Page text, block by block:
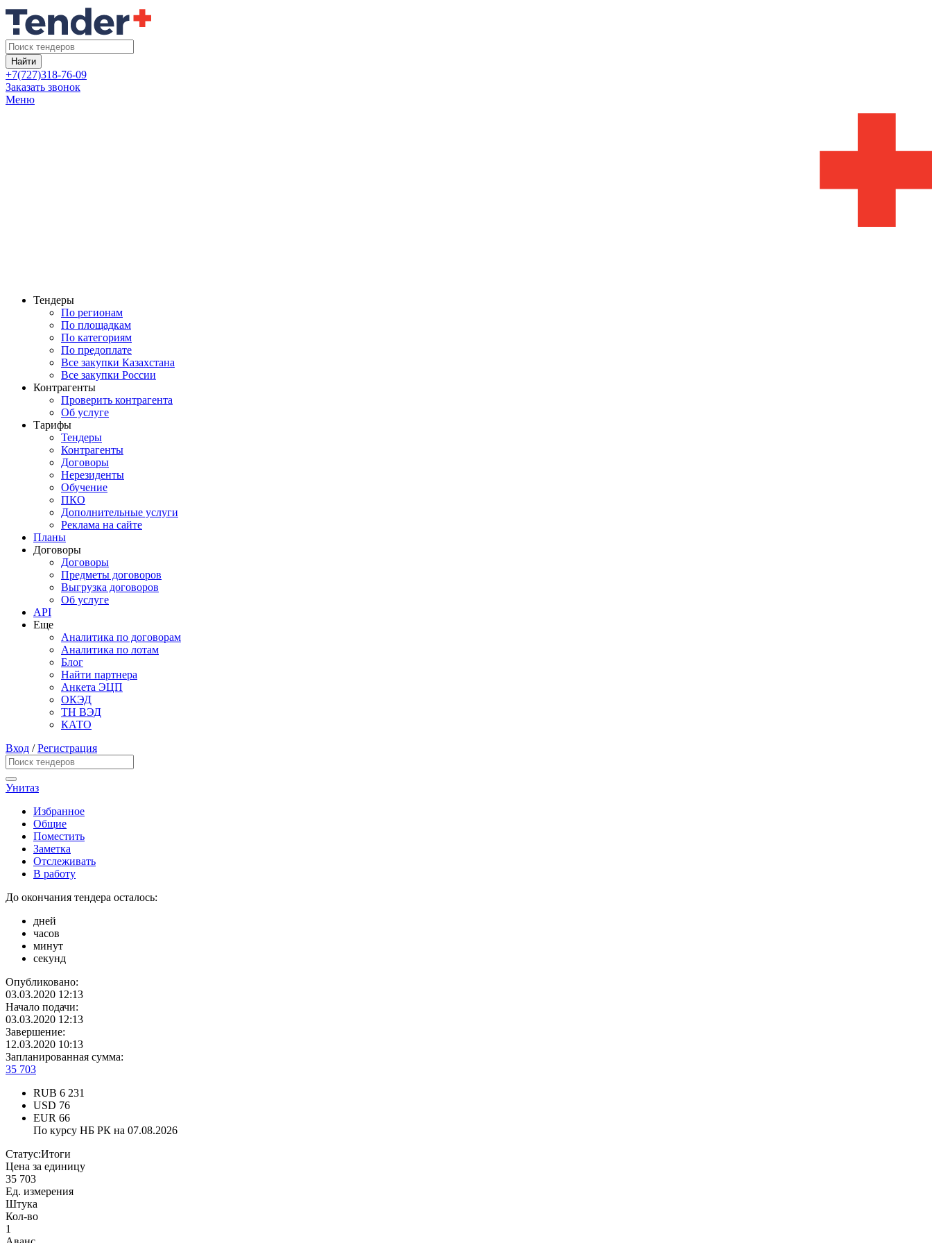
Найти
+7(727)318-76-09
Заказать звонок
Меню
Тендеры
По регионам
По площадкам
По категориям
По предоплате
Все закупки Казахстана
Все закупки России
Контрагенты
Проверить контрагента
Об услуге
Тарифы
Тендеры
Контрагенты
Договоры
Нерезиденты
Обучение
ПКО
Дополнительные услуги
Реклама на сайте
Планы
Договоры
Договоры
Предметы договоров
Выгрузка договоров
Об услуге
API
Еще
Аналитика по договорам
Аналитика по лотам
Блог
Найти партнера
Анкета ЭЦП
ОКЭД
ТН ВЭД
КАТО
Вход /Регистрация
Унитаз
Избранное
Общие
Поместить
Заметка
Отслеживать
В работу
До окончания тендера осталось:
дней
часов
минут
секунд
Опубликовано:
03.03.2020 12:13
Начало подачи:
03.03.2020 12:13
Завершение:
12.03.2020 10:13
Запланированная сумма:
35 703
RUB 6 231
USD 76
EUR 66
По курсу НБ РК на 07.08.2026
Статус:Итоги
Цена за единицу
35 703
Ед. измерения
Штука
Кол-во
1